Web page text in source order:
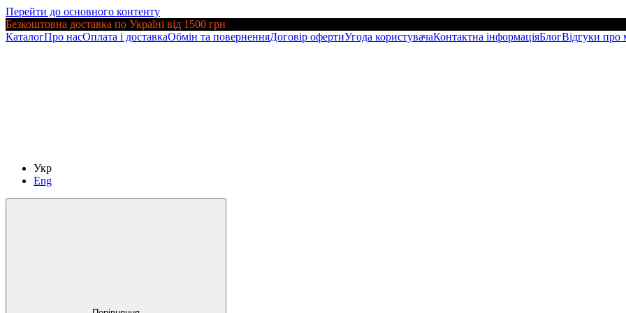
Перейти до основного контенту
Безкоштовна доставка по Україні від 1500 грн
КаталогПро насОплата і доставкаОбмін та поверненняДоговір офертиУгода користувачаКонтактна інформаціяБлогВідгуки про
Укр
Eng